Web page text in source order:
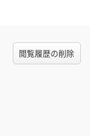
閲覧履歴の削除